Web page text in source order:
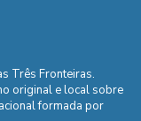
Três Fronteiras.
original e local sobre
formada por